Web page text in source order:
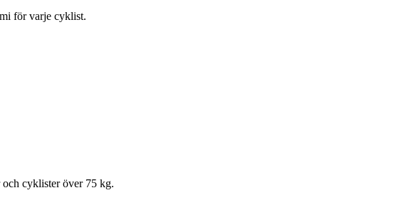
för varje cyklist.
och cyklister över 75 kg.